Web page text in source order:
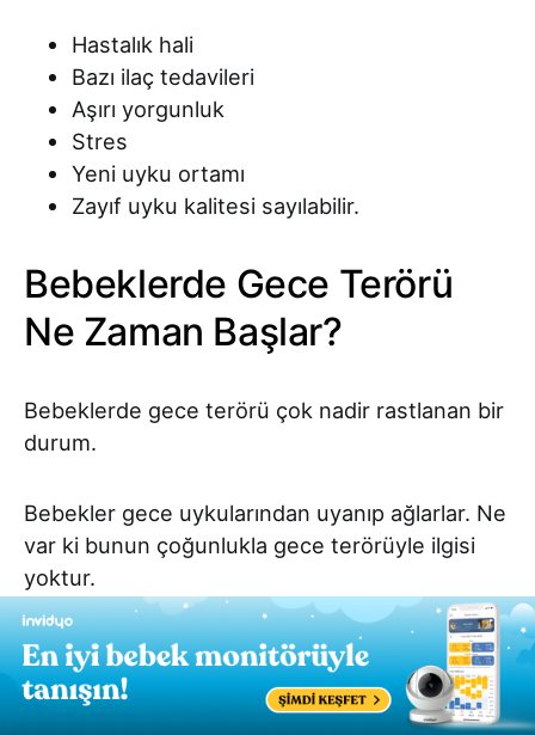
Hastalık hali
Bazı ilaç tedavileri
Aşırı yorgunluk
Stres
Yeni uyku ortamı
Zayıf uyku kalitesi sayılabilir.
Bebeklerde Gece Terörü
Ne Zaman Başlar?
Bebeklerde gece terörü çok nadir rastlanan bir
durum.
Bebekler gece uykularından uyanıp ağlarlar. Ne
var ki bunun çoğunlukla gece terörüyle ilgisi
yoktur.
Yaklaşık 18. ayda bebeklerde
gece terörü görülebilir.